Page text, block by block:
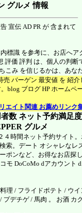
グルメ 情報
宣伝 AD PR が 含まれて
標識 を参考に、お店へア
評価 評判 は、個人の判断
こみ を信じるかは、あな
売 バーゲン 最安値 を 紹
blog ブログ HP ホームペ
エイト関連 お薦めリンク
数 ネット予約満足
グルメ
４時間ネット予約サイト
索。デート オシャレなレ
ポンなど、お得なお店探
モ DoCoMo dアカウント
理 / フライドポテト / ウ
プデチゲ / 馬肉 。 お酒 カ